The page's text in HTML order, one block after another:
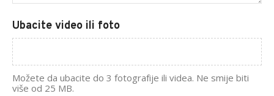
Ubacite video ili foto
Možete da ubacite do 3 fotografije ili videa. Ne smije biti
više od 25 MB.